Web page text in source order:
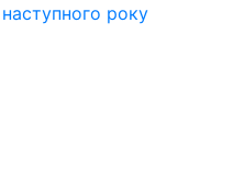
наступного року